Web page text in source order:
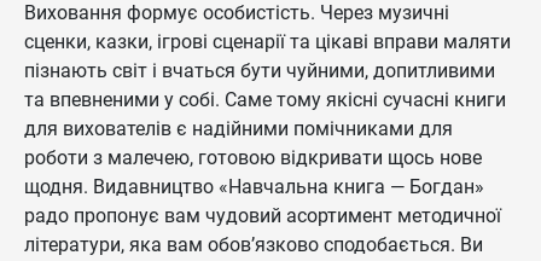
Виховання формує особистість. Через музичні
сценки, казки, ігрові сценарії та цікаві вправи маляти
пізнають світ і вчаться бути чуйними, допитливими
та впевненими у собі. Саме тому якісні сучасні книги
для вихователів є надійними помічниками для
роботи з малечею, готовою відкривати щось нове
щодня. Видавництво «Навчальна книга — Богдан»
радо пропонує вам чудовий асортимент методичної
літератури, яка вам обов’язково сподобається. Ви